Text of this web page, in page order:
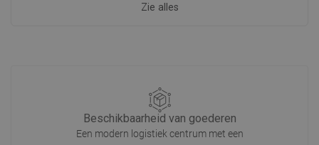
Zie alles
Beschikbaarheid van goederen
Een modern logistiek centrum met een